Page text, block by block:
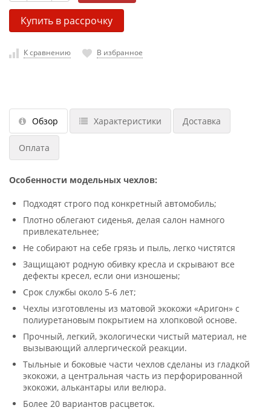
Купить в рассрочку
К сравнению В избранное
Обзор Характеристики Доставка
Оплата
Особенности модельных чехлов:
Подходят строго под конкретный автомобиль;
Плотно облегают сиденья, делая салон намного
привлекательнее;
Не собирают на себе грязь и пыль, легко чистятся
Защищают родную обивку кресла и скрывают все
дефекты кресел, если они изношены;
Срок службы около 5-6 лет;
Чехлы изготовлены из матовой экокожи «Аригон» с
полиуретановым покрытием на хлопковой основе.
Прочный, легкий, экологически чистый материал, не
вызывающий аллергической реакции.
Тыльные и боковые части чехлов сделаны из гладкой
экокожи, а центральная часть из перфорированной
экокожи, алькантары или велюра.
Более 20 вариантов расцветок.